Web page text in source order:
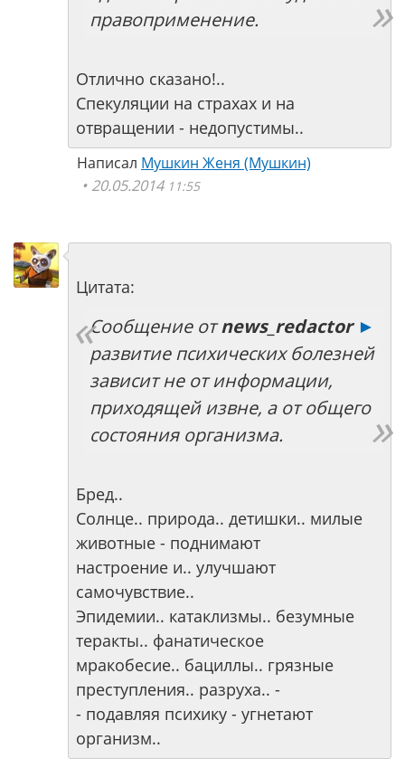
правоприменение.
Отлично сказано!..
Спекуляции на страхах и на
отвращении - недопустимы..
Написал Мушкин Женя (Мушкин)
20.05.2014 11:55
Цитата:
Сообщение отnews_redactor ►
развитие психических болезней
зависит не от информации,
приходящей извне, а от общего
состояния организма.
Бред..
Солнце.. природа.. детишки.. милые
животные - поднимают
настроение и.. улучшают
самочувствие..
Эпидемии.. катаклизмы.. безумные
теракты.. фанатическое
мракобесие.. бациллы.. грязные
преступления.. разруха.. -
- подавляя психику - угнетают
организм..